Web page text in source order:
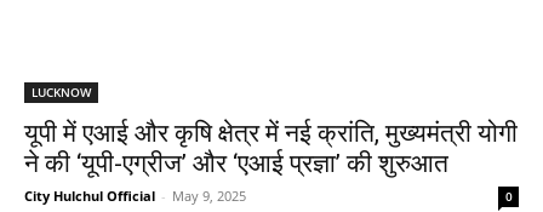
LUCKNOW
यूपी में एआई और कृषि क्षेत्र में नई क्रांति, मुख्यमंत्री योगी
ने की ‘यूपी-एग्रीज’ और ‘एआई प्रज्ञा’ की शुरुआत
City Hulchul Official - May 9, 2025 0